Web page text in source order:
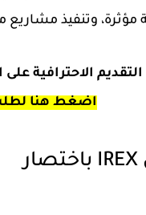
مؤثرة، وتنفيذ
الاحترافية
اضغط هنا